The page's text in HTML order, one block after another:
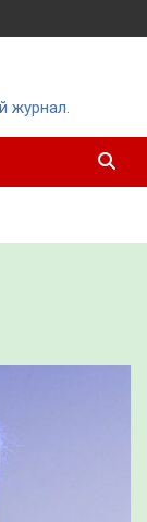
журнал.